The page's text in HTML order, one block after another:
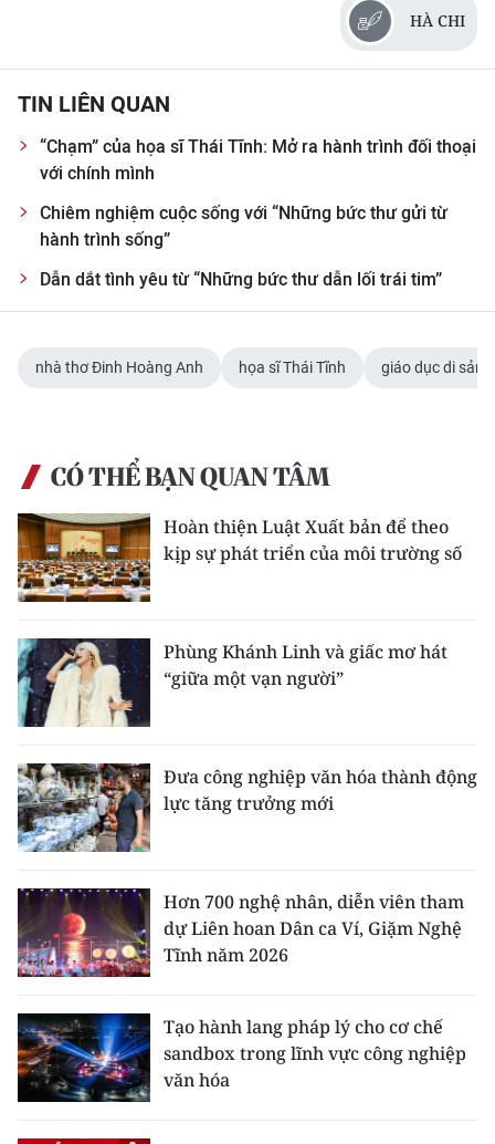
HÀ CHI
TIN LIÊN QUAN
“Chạm” của họa sĩ Thái Tĩnh: Mở ra hành trình đối thoại
với chính mình
Chiêm nghiệm cuộc sống với “Những bức thư gửi từ
hành trình sống”
Dẫn dắt tình yêu từ “Những bức thư dẫn lối trái tim”
nhà thơ Đinh Hoàng Anh họa sĩ Thái Tĩnh giáo dục di sản
CÓ THỂ BẠN QUAN TÂM
Hoàn thiện Luật Xuất bản để theo
kịp sự phát triển của môi trường số
Phùng Khánh Linh và giấc mơ hát
“giữa một vạn người”
Đưa công nghiệp văn hóa thành động
lực tăng trưởng mới
Hơn 700 nghệ nhân, diễn viên tham
dự Liên hoan Dân ca Ví, Giặm Nghệ
Tĩnh năm 2026
Tạo hành lang pháp lý cho cơ chế
sandbox trong lĩnh vực công nghiệp
văn hóa